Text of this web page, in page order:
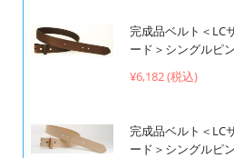
完成品ベルト＜LC
ード＞シングルピ
¥6,182 (税込)
完成品ベルト＜LC
ード＞シングルピ